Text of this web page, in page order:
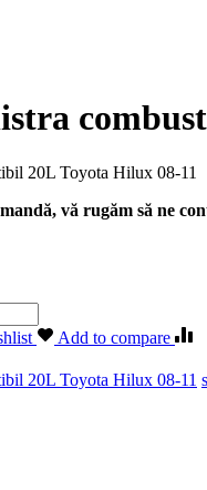
20L Toyota Hilux 08-11
vă rugăm să ne
Add to compare
20L Toyota Hilux 08-11